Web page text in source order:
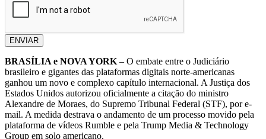
ENVIAR
BRASÍLIA e NOVA YORK – O embate entre o Judiciário
brasileiro e gigantes das plataformas digitais norte-americanas
ganhou um novo e complexo capítulo internacional. A Justiça dos
Estados Unidos autorizou oficialmente a citação do ministro
Alexandre de Moraes, do Supremo Tribunal Federal (STF), por e-
mail. A medida destrava o andamento de um processo movido pela
plataforma de vídeos Rumble e pela Trump Media & Technology
Group em solo americano.